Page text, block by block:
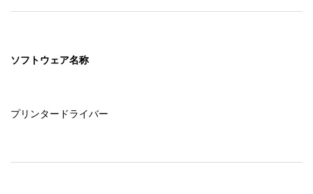
ソフトウェア名称
プリンタードライバー